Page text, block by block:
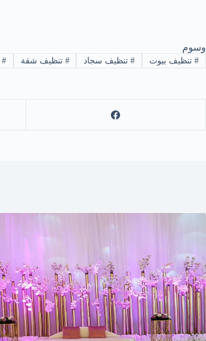
وسوم
#تنظيف بيوت #تنظيف سجاد # تنظيف شقة #